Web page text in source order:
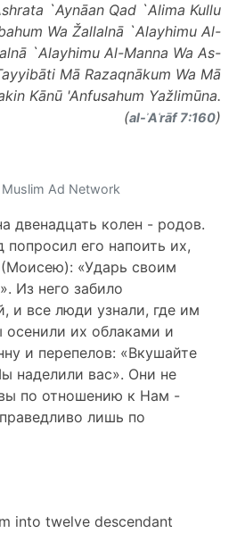
`Aynāan Qad `Alima Kullu
Wa Žallalnā `Alayhimu Al-
`Alayhimu Al-Manna Wa As-
Mā Razaqnākum Wa Mā
Kānū 'Anfusahum Yažlimūna.
(al-ʾAʿrāf 7:160)
Ad Network
двенадцать колен - родов.
попросил его напоить их,
«Ударь своим
Из него забило
и все люди узнали, где им
их облаками и
и перепелов: «Вкушайте
наделили вас». Они не
по отношению к Нам -
лишь по
into twelve descendant